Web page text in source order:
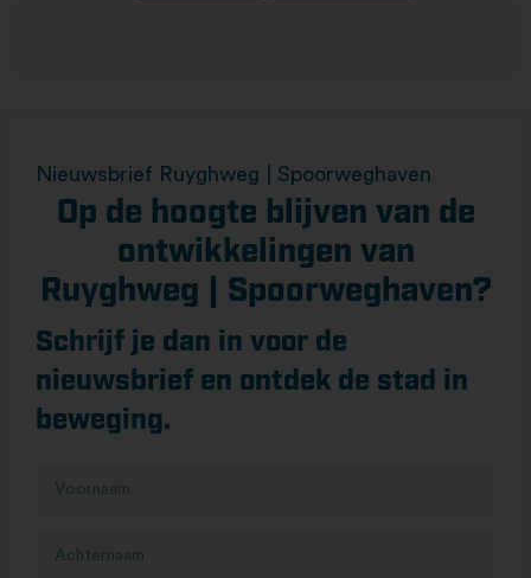
Nieuwsbrief Ruyghweg | Spoorweghaven
Op de hoogte blijven van de
ontwikkelingen van
Ruyghweg | Spoorweghaven?
Schrijf je dan in voor de
nieuwsbrief en ontdek de stad in
beweging.